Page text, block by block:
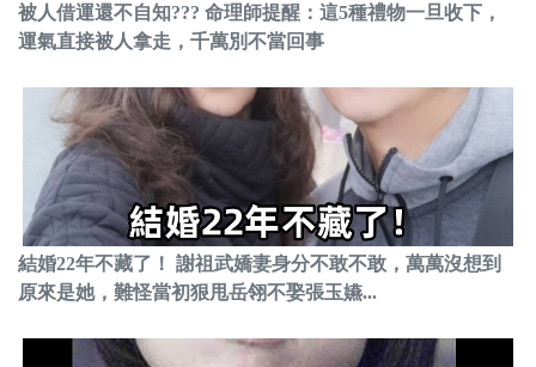
被人借運還不自知??? 命理師提醒：這5種禮物一旦收下，
運氣直接被人拿走，千萬別不當回事
結婚22年不藏了！ 謝祖武嬌妻身分不敢不敢，萬萬沒想到
原來是她，難怪當初狠甩岳翎不娶張玉嬿...